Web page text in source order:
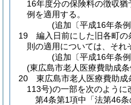
16年度分の保険料の徴収
例を適用する。
(追加〔平成16年条
19
編入日前にした旧各町
則の適用については、それ
(追加〔平成16年条
(東広島市老人医療費助成
20
東広島市老人医療費助成
113号)の一部を次のように
第4条第1項中「法第46